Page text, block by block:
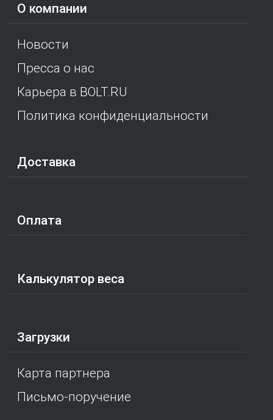
О компании
Новости
Пресса о нас
Карьера в BOLT.RU
Политика конфиденциальности
Доставка
Оплата
Калькулятор веса
Загрузки
Карта партнера
Письмо-поручение